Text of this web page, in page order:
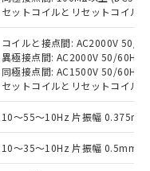
セットコイルとリセットコイル
コイルと接点間: AC2000V 50/
異極接点間: AC2000V 50/60Hz
同極接点間: AC1500V 50/60Hz
セットコイルとリセットコイル
10～55～10Hz 片振幅
10～35～10Hz 片振幅 0.5mm (
ものであり、閲
の在庫および標
があることをご
標準価格はお客
客様担当のオ
・当社販売員に
や当社販売拠
」をご確認
以下、 カド
リ臭化ビフェニル
フェニルエーテル類
(2-エチルヘキシ
下、フタル酸ブチ
フタル酸ジブチル
ジイソブチル
制御機器に対する
は閾値を超える意
：
、 Cd(カドミウ
ポリ臭化ビフェ
化ジフェニルエーテ
DIBP(フタル酸ジ
酸ブチルベンジ
)) : 1000ppm
る場合は、日本
は役務取引許
要な手続きを
する場合は、完
法に輸出されな
器、ミサイ
またはその他
装置等に一切
あり
いが在庫あり
庫状況につ
お取引先、ま